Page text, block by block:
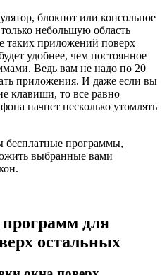
блокнот или консольное
небольшую область
таких приложений поверх
удобнее, чем постоянное
Ведь вам не надо по 20
приложения. И даже если вы
клавиши, то все равно
начнет несколько утомлять
бесплатные программы,
выбранные вами
для
остальных